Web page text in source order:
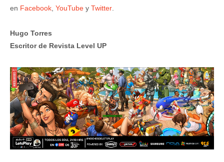
en Facebook, YouTube y Twitter.
Hugo Torres
Escritor de Revista Level UP